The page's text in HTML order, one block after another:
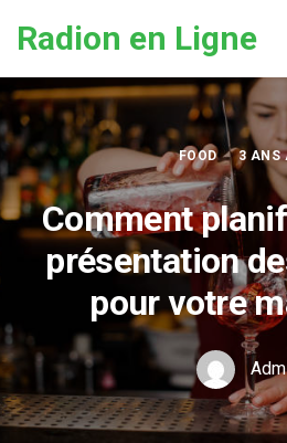
Radion en Ligne
FOOD 3 ANS
Comment
présentation
pour votre